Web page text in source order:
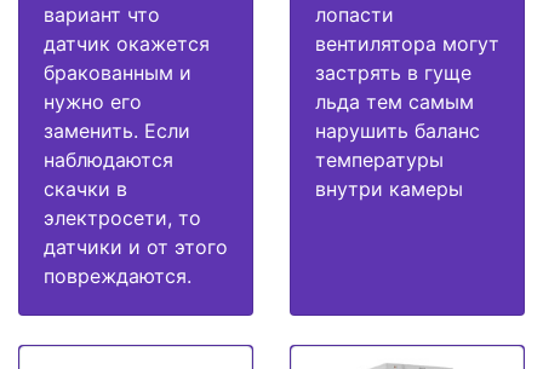
вариант что
датчик окажется
бракованным и
нужно его
заменить. Если
наблюдаются
скачки в
электросети, то
датчики и от этого
повреждаются.
лопасти
вентилятора могут
застрять в гуще
льда тем самым
нарушить баланс
температуры
внутри камеры